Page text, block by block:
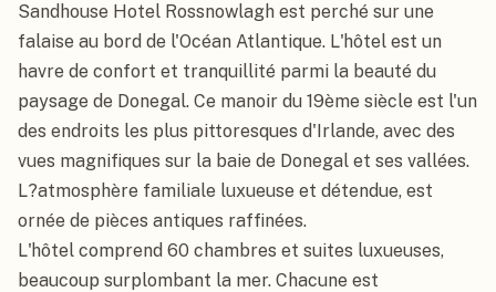
Sandhouse Hotel Rossnowlagh est perché sur une
falaise au bord de l'Océan Atlantique. L'hôtel est un
havre de confort et tranquillité parmi la beauté du
paysage de Donegal. Ce manoir du 19ème siècle est l'un
des endroits les plus pittoresques d'Irlande, avec des
vues magnifiques sur la baie de Donegal et ses vallées.
L?atmosphère familiale luxueuse et détendue, est
ornée de pièces antiques raffinées.
L'hôtel comprend 60 chambres et suites luxueuses,
beaucoup surplombant la mer. Chacune est